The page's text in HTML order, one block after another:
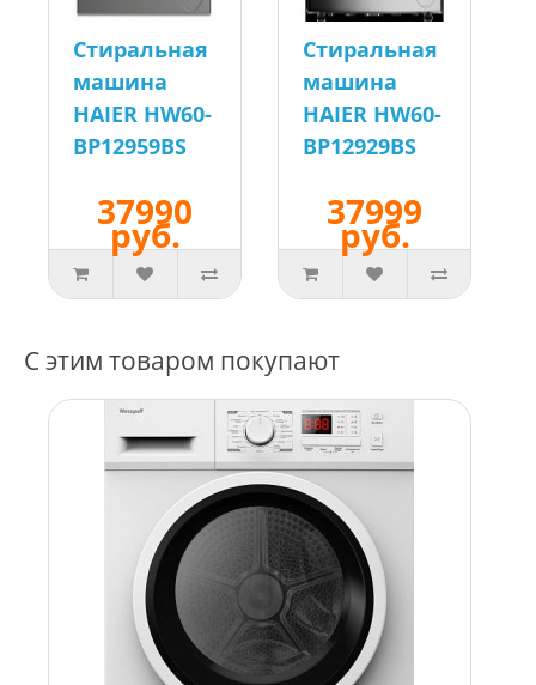
Стиральная
машина
HAIER HW60-
BP12959BS
37990
руб.
Стиральная
машина
HAIER HW60-
BP12929BS
37999
руб.
С этим товаром покупают